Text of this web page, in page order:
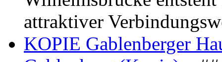
attraktiver
KOPIE Gablenberger